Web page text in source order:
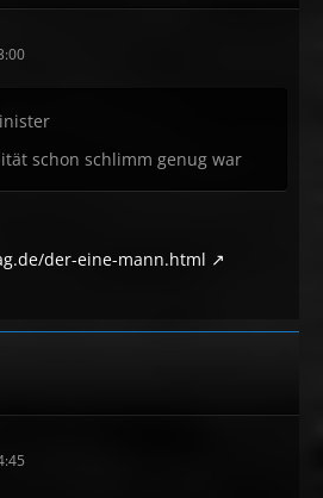
schon schlimm genug war
der-eine-mann.html